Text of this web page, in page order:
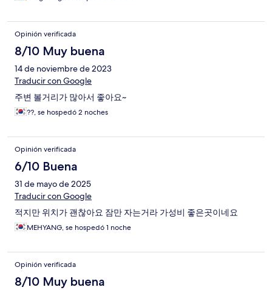
Opinión verificada
8/10 Muy buena
14 de noviembre de 2023
Traducir con Google
주변 볼거리가 많아서 좋아요~
??, se hospedó 2 noches
Opinión verificada
6/10 Buena
31 de mayo de 2025
Traducir con Google
적지만 위치가 괜찮아요 잠만 자는거라 가성비 좋은곳이네요
MEHYANG, se hospedó 1 noche
Opinión verificada
8/10 Muy buena